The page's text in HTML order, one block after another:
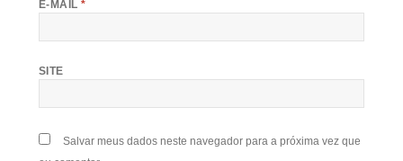
E-MAIL*
SITE
Salvar meus dados neste navegador para a próxima vez que